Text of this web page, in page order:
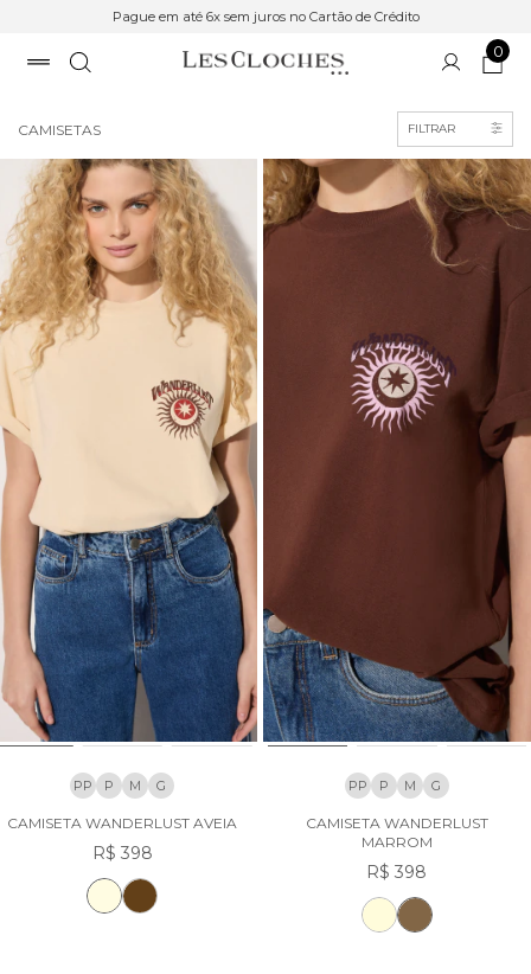
Pague em até 6x sem juros no Cartão de Crédito
0
CAMISETAS FILTRAR
PP P M G
CAMISETA WANDERLUST AVEIA
R$ 398
PP P M G
CAMISETA WANDERLUST
MARROM
R$ 398